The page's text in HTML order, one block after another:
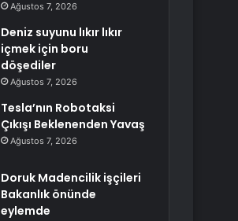
Ağustos 7, 2026
Deniz suyunu lıkır lıkır
içmek için boru
döşediler
Ağustos 7, 2026
Tesla’nın Robotaksi
Çıkışı Beklenenden Yavaş
Ağustos 7, 2026
Doruk Madencilik işçileri
Bakanlık önünde
eylemde